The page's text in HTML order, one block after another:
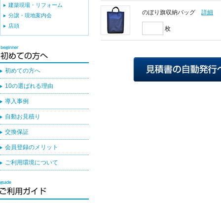
のぼり旗収納バッグ 詳細
枚
建築現場・リフォーム
分譲・現地案内会
店頭
初めての方へ
10の選ばれる理由
導入事例
自動お見積り
交換保証
会員登録のメリット
ご利用環境について